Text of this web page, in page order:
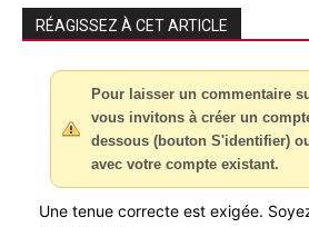
RÉAGISSEZ À CET ARTICLE
Pour laisser un commentaire
vous invitons à créer un
dessous (bouton S'identifier)
avec votre compte existant.
Une tenue correcte est exigée.